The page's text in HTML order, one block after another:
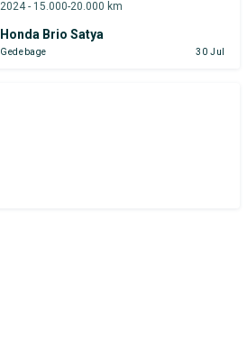
2024 - 15.000-20.000 km
Honda Brio Satya
Gedebage 30 Jul